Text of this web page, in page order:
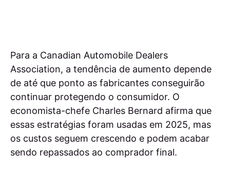
Para a Canadian Automobile Dealers
Association, a tendência de aumento depende
de até que ponto as fabricantes conseguirão
continuar protegendo o consumidor. O
economista-chefe Charles Bernard afirma que
essas estratégias foram usadas em 2025, mas
os custos seguem crescendo e podem acabar
sendo repassados ao comprador final.